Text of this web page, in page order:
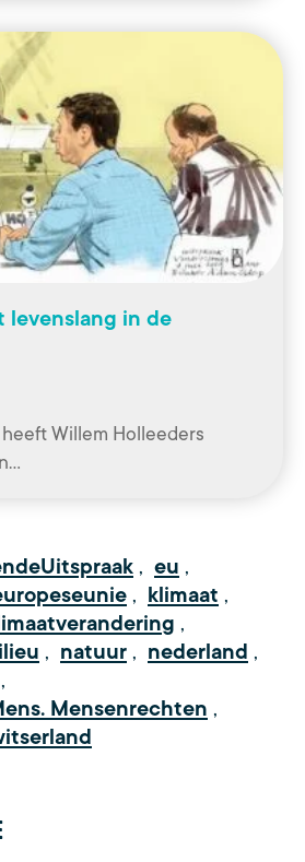
levenslang in de
heeft Willem Holleeders
, eu ,
, klimaat ,
,
, natuur , nederland ,
,
Mensenrechten ,